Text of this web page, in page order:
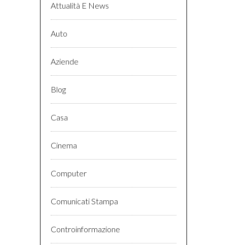
Attualità E News
Auto
Aziende
Blog
Casa
Cinema
Computer
Comunicati Stampa
Controinformazione